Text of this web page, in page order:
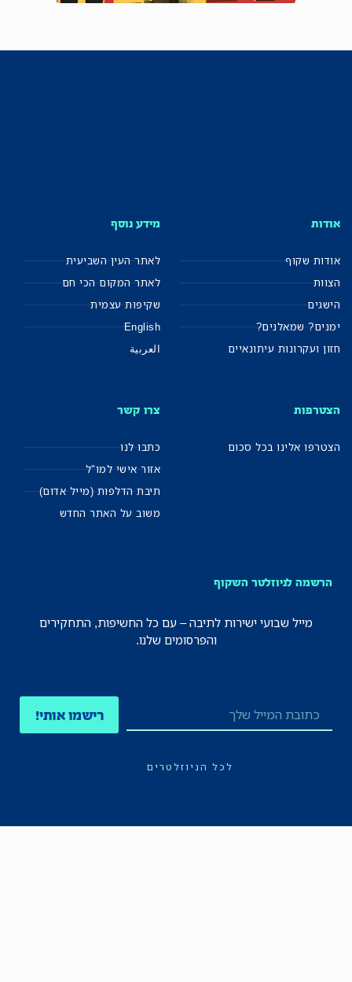
אודות
אודות שקוף
הצוות
הישגים
ימנים? שמאלנים?
חזון ועקרונות עיתונאיים
מידע נוסף
לאתר העין השביעית
לאתר המקום הכי חם
שקיפות עצמית
English
العربية
הצטרפות
הצטרפו אלינו בכל סכום
צרו קשר
כתבו לנו
אזור אישי למו"ל
תיבת הדלפות (מייל אדום)
משוב על האתר החדש
הרשמה לניוזלטר השקוף
מייל שבועי ישירות לתיבה – עם כל החשיפות, התחקירים
והפרסומים שלנו.
רישמו אותי!
לכל הניוזלטרים